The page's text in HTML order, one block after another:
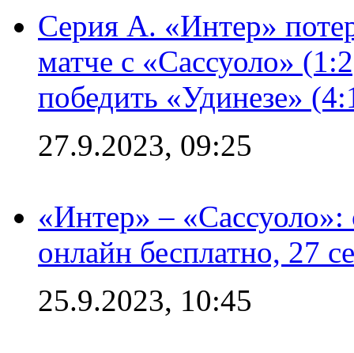
Серия А. «Интер»
матче с «Сассуоло»
победить «Удинезе»
27.9.2023, 09:25
«Интер» –
онлайн бесплатно, 27
25.9.2023, 10:45